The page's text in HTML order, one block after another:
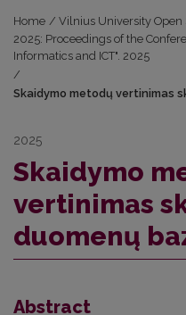
Home / Vilnius University Open
2025: Proceedings of the
Informatics and ICT". 2025
/
Skaidymo metodų vertinimas
2025
Skaidymo
vertinimas
duomenų
Abstract